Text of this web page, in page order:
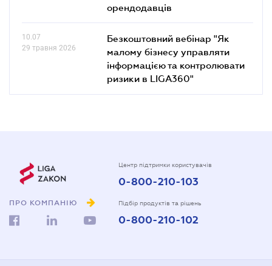
орендодавців
10.07
29 травня 2026
Безкоштовний вебінар "Як
малому бізнесу управляти
інформацією та контролювати
ризики в LIGA360"
ПРО КОМПАНІЮ
Центр підтримки користувачів
0-800-210-103
Підбір продуктів та рішень
0-800-210-102